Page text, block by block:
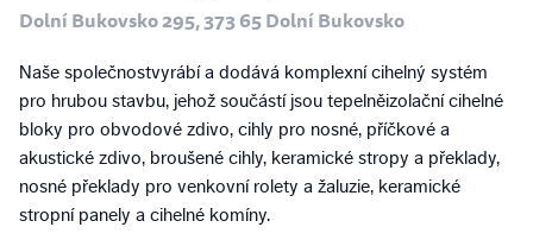
Dolní Bukovsko 295, 373 65 Dolní Bukovsko
Naše společnostvyrábí a dodává komplexní cihelný systém
pro hrubou stavbu, jehož součástí jsou tepelněizolační cihelné
bloky pro obvodové zdivo, cihly pro nosné, příčkové a
akustické zdivo, broušené cihly, keramické stropy a překlady,
nosné překlady pro venkovní rolety a žaluzie, keramické
stropní panely a cihelné komíny.